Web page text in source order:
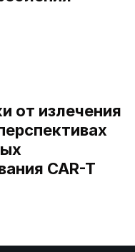
от излечения
CAR-T